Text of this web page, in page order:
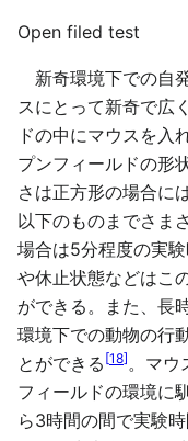
Open filed test
新奇環境下での自
スにとって新奇で広
ドの中にマウスを入
プンフィールドの形
さは正方形の場合に
以下のものまでさま
場合は5分程度の実
や休止状態などはこ
ができる。また、長
環境下での動物の行
とができる [18] 。マウ
フィールドの環境に
ら3時間の間で実験